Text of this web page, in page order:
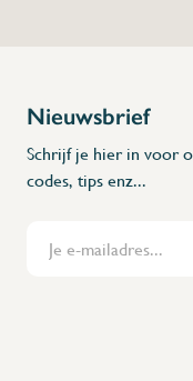
Flanders
Nieuwsbrief
Schrijf je hier in voor
codes, tips enz...